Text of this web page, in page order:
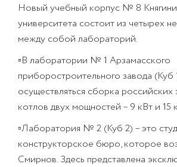
Новый учебный корпус № 8
университета состоит из четырех
между собой лабораторий.
▫В лаборатории № 1 Арзамасского
приборостроительного завода (Куб
осуществляться сборка российских
котлов двух мощностей – 9 кВт и 15
▫Лаборатория № 2 (Куб 2) – это
конструкторское бюро, которое
Смирнов. Здесь представлена